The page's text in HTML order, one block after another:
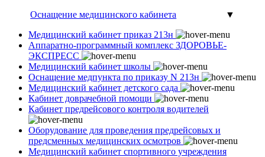
Оснащение медицинского кабинета
▼
Медицинский кабинет приказ 213н
Аппаратно-программный комплекс ЗДОРОВЬЕ-
ЭКСПРЕСС
Медицинский кабинет школы
Оснащение медпункта по приказу N 213н
Медицинский кабинет детского сада
Кабинет доврачебной помощи
Кабинет предрейсового контроля водителей
Оборудование для проведения предрейсовых и
предсменных медицинских осмотров
Медицинский кабинет спортивного учреждения